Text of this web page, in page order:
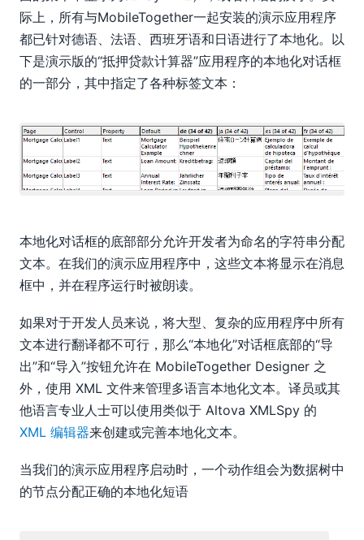
际上，所有与MobileTogether一起安装的演示应用程序
都已针对德语、法语、西班牙语和日语进行了本地化。以
下是演示版的“抵押贷款计算器”应用程序的本地化对话框
的一部分，其中指定了各种标签文本：
本地化对话框的底部部分允许开发者为命名的字符串分配
文本。在我们的演示应用程序中，这些文本将显示在消息
框中，并在程序运行时被朗读。
如果对于开发人员来说，将大型、复杂的应用程序中所有
文本进行翻译都不可行，那么“本地化”对话框底部的“导
出”和“导入”按钮允许在 MobileTogether Designer 之
外，使用 XML 文件来管理多语言本地化文本。译员或其
他语言专业人士可以使用类似于 Altova XMLSpy 的
XML 编辑器来创建或完善本地化文本。
当我们的演示应用程序启动时，一个动作组会为数据树中
的节点分配正确的本地化短语